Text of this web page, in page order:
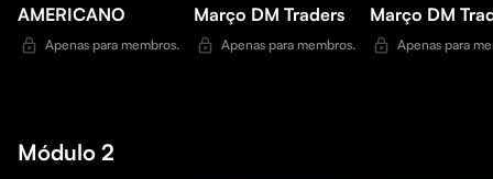
AMERICANO
Apenas para membros.
Março DM Traders
Apenas para membros.
Março DM
Apenas para
Módulo 2